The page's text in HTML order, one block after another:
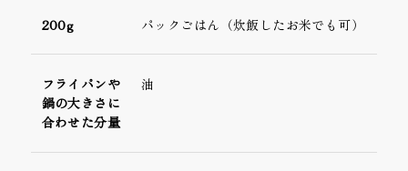
200g パックごはん（炊飯したお米でも可）
フライパンや
鍋の大きさに
合わせた分量
油